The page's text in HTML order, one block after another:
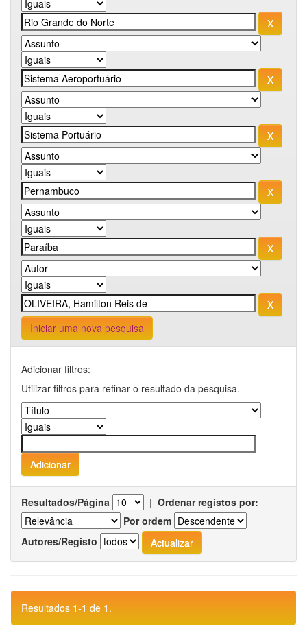
Iniciar uma nova pesquisa
Adicionar filtros:
Utilizar filtros para refinar o resultado da pesquisa.
Resultados/Página | Ordenar registos por:
Por ordem
Autores/Registo
Resultados 1-1 de 1.